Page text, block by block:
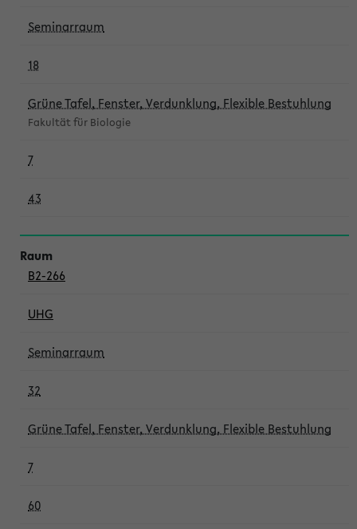
Seminarraum
18
Grüne Tafel, Fenster, Verdunklung, Flexible Bestuhlung
Fakultät für Biologie
7
43
B2-266
UHG
Seminarraum
32
Grüne Tafel, Fenster, Verdunklung, Flexible Bestuhlung
7
60